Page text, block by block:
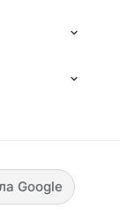
Google